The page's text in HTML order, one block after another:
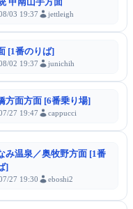
03 19:37 jettleigh
[1番のりば]
02 19:37 junichih
方面方面 [6番乗り場]
27 19:47 cappucci
み温泉／奥牧野方面 [1番
]
27 19:30 eboshi2